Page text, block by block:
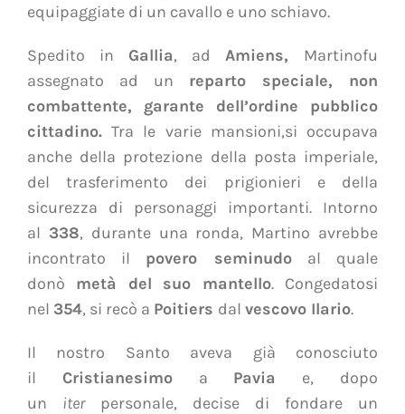
equipaggiate di un cavallo e uno schiavo.
Spedito in Gallia, adAmiens, Martinofu
assegnato ad un reparto speciale, non
combattente, garante dell’ordine pubblico
cittadino.Tra le varie mansioni,si occupava
anche della protezione della posta imperiale,
del trasferimento dei prigionieri e della
sicurezza di personaggi importanti. Intorno
al 338, durante una ronda, Martino avrebbe
incontrato il povero seminudoal quale
donò metà del suo mantello. Congedatosi
nel 354, si recò a Poitiers dal vescovo Ilario.
Il nostro Santo aveva già conosciuto
il Cristianesimoa Pavia
e, dopo
un iterpersonale, decise di fondare un